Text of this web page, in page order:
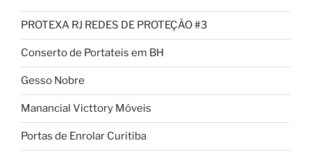
PROTEXA RJ REDES DE PROTEÇÃO #3
Conserto de Portateis em BH
Gesso Nobre
Manancial Victtory Móveis
Portas de Enrolar Curitiba